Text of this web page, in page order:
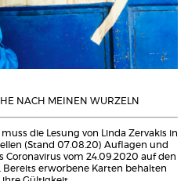
NACH MEINEN WURZELN
die Lesung von Linda Zervakis in
(Stand 07.08.20) Auflagen und
vom 24.09.2020 auf den
Bereits erworbene Karten behalten